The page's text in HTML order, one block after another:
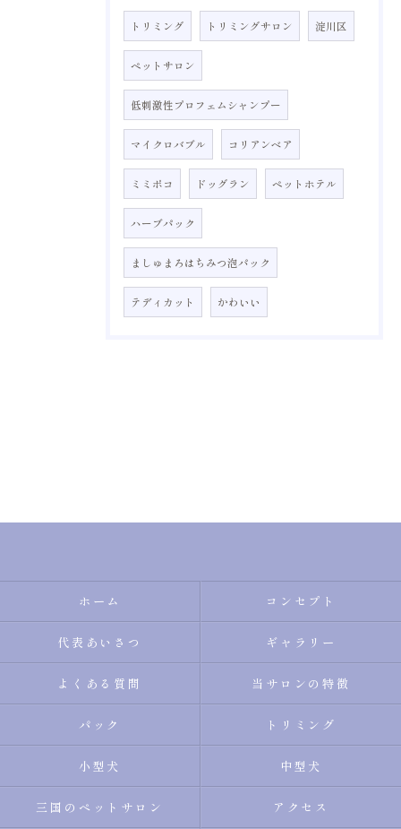
トリミング トリミングサロン 淀川区
ペットサロン
低刺激性プロフェムシャンプー
マイクロバブル コリアンベア
ミミポコ ドッグラン ペットホテル
ハーブパック
ましゅまろはちみつ泡パック
テディカット かわいい
ホーム コンセプト
代表あいさつ ギャラリー
よくある質問 当サロンの特徴
パック トリミング
小型犬 中型犬
三国のペットサロン アクセス